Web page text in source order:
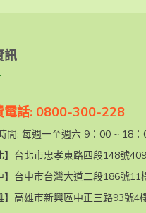
訊
電話: 0800-300-228
間: 每週一至週六 9：00 ~ 18：
台北市忠孝東路四段148號
台中市台灣大道二段186號11
高雄市新興區中正三路93號4